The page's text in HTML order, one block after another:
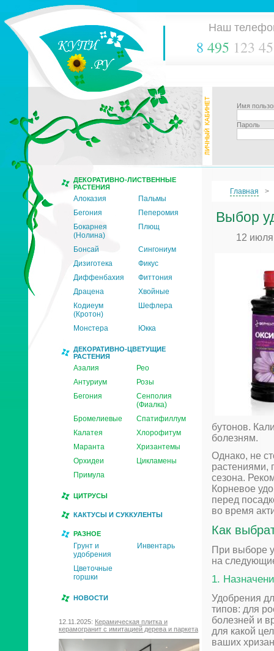
Наш
8 495 123
Имя
Пароль
ДЕКОРАТИВНО-ЛИСТВЕННЫЕ
РАСТЕНИЯ
Алоказия
Пальмы
Бегония
Пеперомия
Бокарнея
(Нолина)
Плющ
Бонсай
Сингониум
Дизиготека
Фикус
Диффенбахия
Фиттония
Драцена
Хвойные
Кодиеум
(Кротон)
Шефлера
Монстера Юкка
ДЕКОРАТИВНО-ЦВЕТУЩИЕ
РАСТЕНИЯ
Азалия
Рео
Антуриум
Розы
Бегония
Сенполия
(Фиалка)
Бромелиевые
Спатифиллум
Калатея
Хлорофитум
Маранта
Хризантемы
Орхидеи
Цикламены
Примула
ЦИТРУСЫ
КАКТУСЫ И СУККУЛЕНТЫ
РАЗНОЕ
Грунт и
удобрения
Инвентарь
Цветочные
горшки
НОВОСТИ
12.11.2025: Керамическая плитка и
керамогранит с имитацией дерева и паркета
Главная
Выбор
12
бутонов.
болезням.
Однако, не
растениями,
сезона.
Корневое
перед
во время
Как
При выборе
на
1.
Удобрения
типов: для
болезней и
для какой
ваших